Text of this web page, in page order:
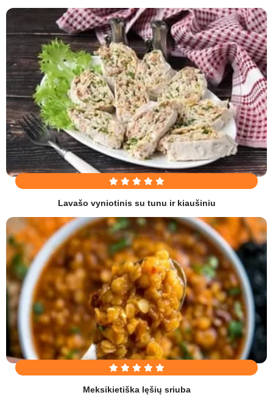
Lavašo vyniotinis su tunu ir kiaušiniu
Meksikietiška lęšių sriuba